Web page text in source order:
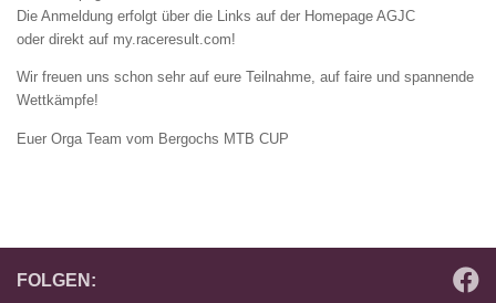
Die Anmeldung erfolgt über die Links auf der Homepage AGJC
oder direkt auf my.raceresult.com!
Wir freuen uns schon sehr auf eure Teilnahme, auf faire und spannende
Wettkämpfe!
Euer Orga Team vom Bergochs MTB CUP
FOLGEN: